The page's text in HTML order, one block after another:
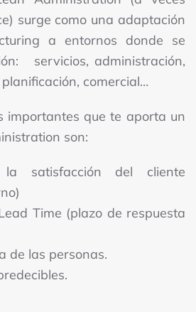
surge como una adaptación
a entornos donde se
servicios, administración,
comercial…
importantes que te aporta un
son:
satisfacción del cliente
Time (plazo de respuesta
de las personas.